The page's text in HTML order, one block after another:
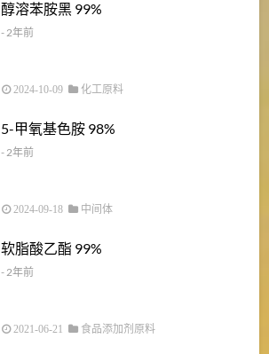
醇溶苯胺黑 99%
- 2年前
2024-10-09 化工原料
5-甲氧基色胺 98%
- 2年前
2024-09-18 中间体
软脂酸乙酯 99%
- 2年前
2021-06-21 食品添加剂原料